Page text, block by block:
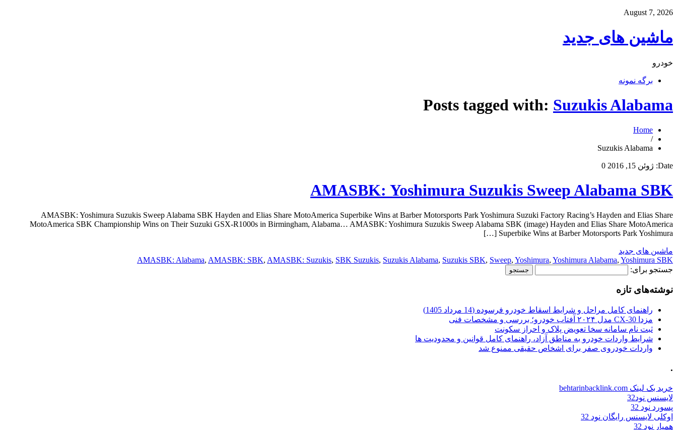
August 7, 2026
ماشین های جدید
خودرو
برگه نمونه
Posts tagged with: Suzukis Alabama
Home
/
Suzukis Alabama
Date: ژوئن 15, 2016 0
AMASBK: Yoshimura Suzukis Sweep Alabama SBK
AMASBK: Yoshimura Suzukis Sweep Alabama SBK Hayden and Elias Share MotoAmerica Superbike Wins at Barber Motorsports Park Yoshimura Suzuki Factory Racing’s Hayden and Elias Share
MotoAmerica SBK Championship Wins on Their Suzuki GSX-R1000s in Birmingham, Alabama… AMASBK: Yoshimura Suzukis Sweep Alabama SBK (image) Hayden and Elias Share MotoAmerica
Superbike Wins at Barber Motorsports Park Yoshimura […]
ماشین های جدید
AMASBK: Alabama, AMASBK: SBK, AMASBK: Suzukis, SBK Suzukis, Suzukis Alabama, Suzukis SBK, Sweep, Yoshimura, Yoshimura Alabama, Yoshimura SBK
جستجو برای:
نوشته‌های تازه
راهنمای کامل مراحل و شرایط اسقاط خودرو فرسوده (14 مرداد 1405)
مزدا CX-30 مدل ۲۰۲۴ آفتاب خودرو؛ بررسی و مشخصات فنی
ثبت نام سامانه سخا تعویض پلاک و احراز سکونت
شرایط واردات خودرو به مناطق آزاد، راهنمای کامل قوانین و محدودیت ها
واردات خودروی صفر برای اشخاص حقیقی ممنوع شد
.
خرید بک لینک behtarinbacklink.com
لایسنس نود32
پسورد نود 32
اوکلی لایسنس رایگان نود 32
همیار نود 32